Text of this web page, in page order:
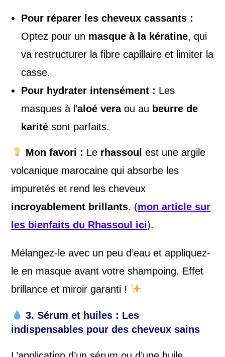
Pour réparer les cheveux cassants :
Optez pour un masque à la kératine, qui
va restructurer la fibre capillaire et limiter la
casse.
Pour hydrater intensément : Les
masques à l’aloé veraou au beurre de
karité sont parfaits.
Mon favori : Le rhassoul est une argile
volcanique marocaine qui absorbe les
impuretés et rend les cheveux
incroyablement brillants. (mon article sur
les bienfaits du Rhassoul ici).
Mélangez-le avec un peu d’eau et appliquez-
le en masque avant votre shampoing. Effet
brillance et miroir garanti !
3. Sérum et huiles : Les
indispensables pour des cheveux sains